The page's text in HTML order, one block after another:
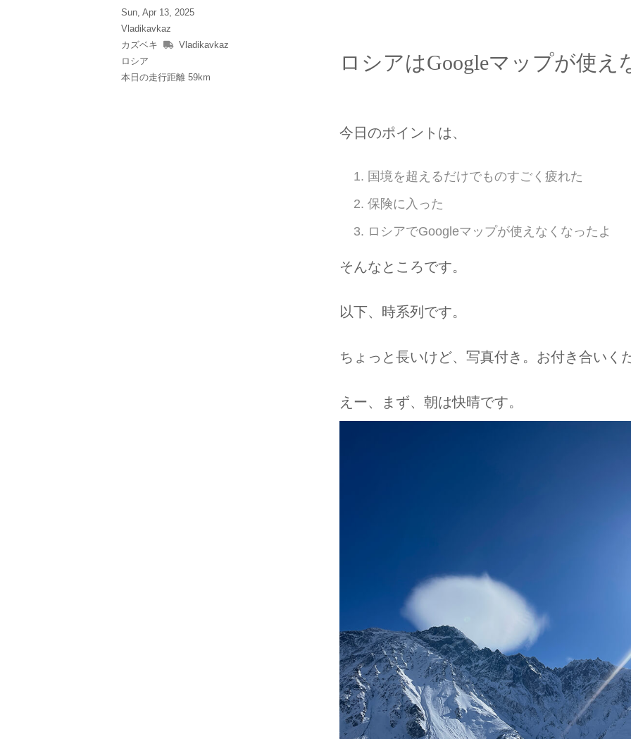
Sun, Apr 13, 2025
Vladikavkaz
カズベキ
Vladikavkaz
ロシア
本日の走行距離 59km
ロシアはGoogleマップが使え
今日のポイントは、
国境を超えるだけでものすごく疲れた
保険に入った
ロシアでGoogleマップが使えなくなったよ
そんなところです。
以下、時系列です。
ちょっと長いけど、写真付き。お付き合いく
えー、まず、朝は快晴です。